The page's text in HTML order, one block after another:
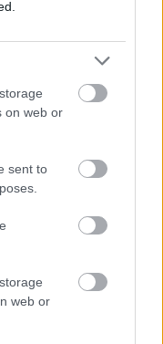
on web or
sent to
web or
abyste se stali
komunity s
a ostatních
SC Play a
Ski